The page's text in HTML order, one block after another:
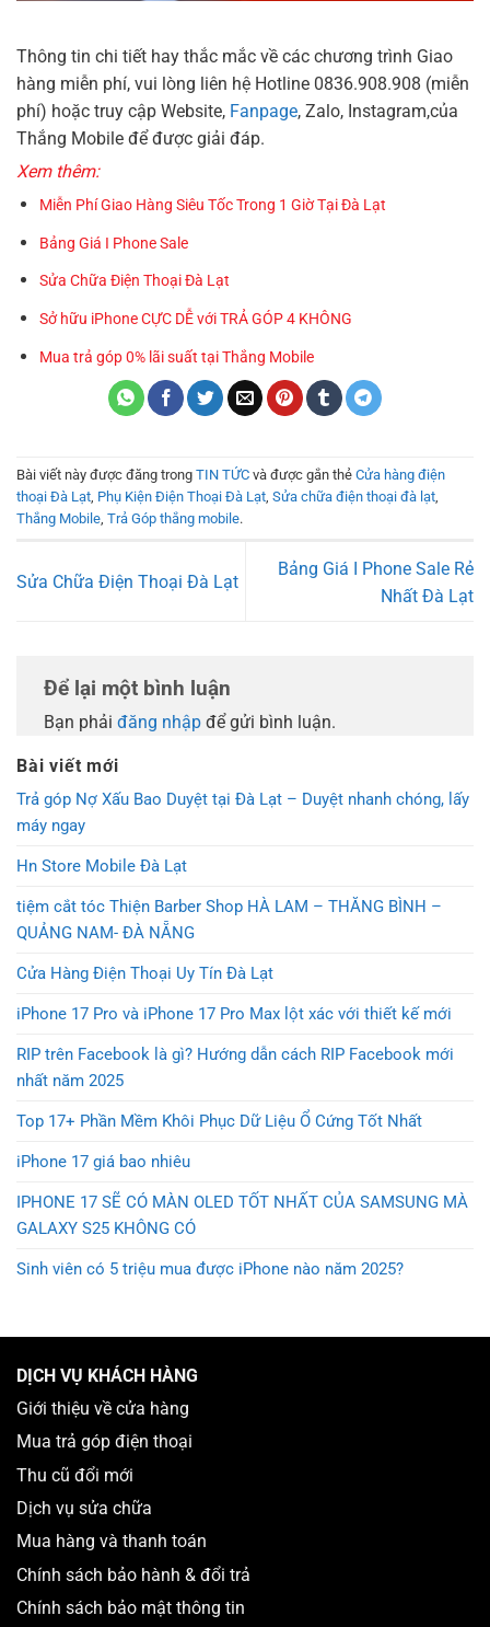
Bài viết mới
Trả góp Nợ Xấu Bao Duyệt tại Đà Lạt – Duyệt nhanh chóng, lấy
máy ngay
Hn Store Mobile Đà Lạt
tiệm cắt tóc Thiện Barber Shop HÀ LAM – THĂNG BÌNH –
QUẢNG NAM- ĐÀ NẴNG
Cửa Hàng Điện Thoại Uy Tín Đà Lạt
iPhone 17 Pro và iPhone 17 Pro Max lột xác với thiết kế mới
RIP trên Facebook là gì? Hướng dẫn cách RIP Facebook mới
nhất năm 2025
Top 17+ Phần Mềm Khôi Phục Dữ Liệu Ổ Cứng Tốt Nhất
iPhone 17 giá bao nhiêu
IPHONE 17 SẼ CÓ MÀN OLED TỐT NHẤT CỦA SAMSUNG MÀ
GALAXY S25 KHÔNG CÓ
Sinh viên có 5 triệu mua được iPhone nào năm 2025?
Thông tin chi tiết hay thắc mắc về các chương trình Giao
hàng miễn phí, vui lòng liên hệ Hotline 0836.908.908 (miễn
phí) hoặc truy cập Website, Fanpage, Zalo, Instagram,của
Thắng Mobile để được giải đáp.
Xem thêm:
Miễn Phí Giao Hàng Siêu Tốc Trong 1 Giờ Tại Đà Lạt
Bảng Giá I Phone Sale
Sửa Chữa Điện Thoại Đà Lạt
Sở hữu iPhone CỰC DỄ với TRẢ GÓP 4 KHÔNG
Mua trả góp 0% lãi suất tại Thắng Mobile
Bài viết này được đăng trong TIN TỨC và được gắn thẻ Cửa hàng điện
thoại Đà Lạt, Phụ Kiện Điện Thoại Đà Lạt, Sửa chữa điện thoại đà lạt,
Thắng Mobile, Trả Góp thắng mobile.
Sửa Chữa Điện Thoại Đà Lạt
Bảng Giá I Phone Sale Rẻ
Nhất Đà Lạt
Để lại một bình luận
Bạn phải đăng nhập để gửi bình luận.
DỊCH VỤ KHÁCH HÀNG
Giới thiệu về cửa hàng
Mua trả góp điện thoại
Thu cũ đổi mới
Dịch vụ sửa chữa
Mua hàng và thanh toán
Chính sách bảo hành & đổi trả
Chính sách bảo mật thông tin